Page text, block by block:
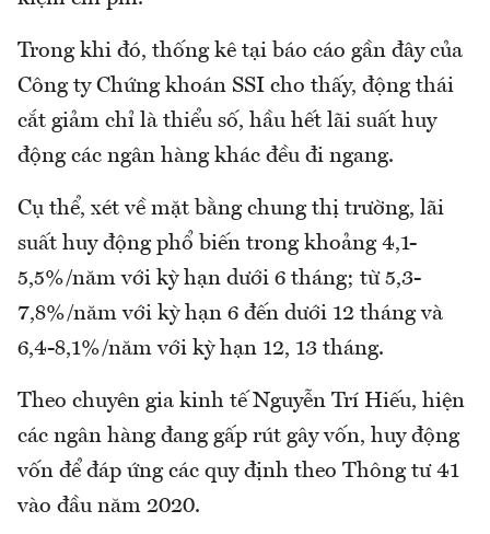
Trong khi đó, thống kê tại báo cáo gần đây của
Công ty Chứng khoán SSI cho thấy, động thái
cắt giảm chỉ là thiểu số, hầu hết lãi suất huy
động các ngân hàng khác đều đi ngang.
Cụ thể, xét về mặt bằng chung thị trường, lãi
suất huy động phổ biến trong khoảng 4,1-
5,5%/năm với kỳ hạn dưới 6 tháng; từ 5,3-
7,8%/năm với kỳ hạn 6 đến dưới 12 tháng và
6,4-8,1%/năm với kỳ hạn 12, 13 tháng.
Theo chuyên gia kinh tế Nguyễn Trí Hiếu, hiện
các ngân hàng đang gấp rút gây vốn, huy động
vốn để đáp ứng các quy định theo Thông tư 41
vào đầu năm 2020.